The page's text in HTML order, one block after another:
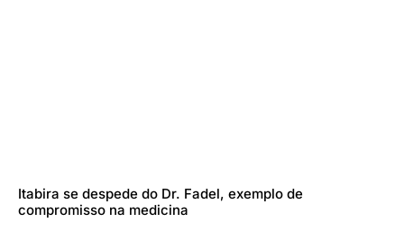
Itabira se despede do Dr. Fadel, exemplo de
compromisso na medicina